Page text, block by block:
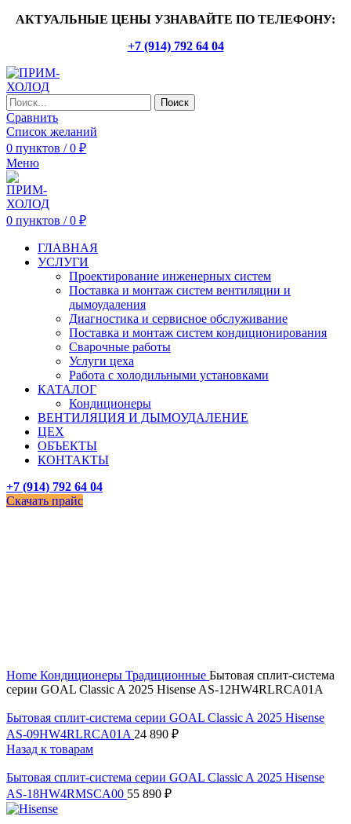
АКТУАЛЬНЫЕ ЦЕНЫ УЗНАВАЙТЕ ПО ТЕЛЕФОНУ:
+7 (914) 792 64 04
Поиск
Сравнить
Список желаний
0 пунктов / 0 ₽
Меню
0 пунктов / 0 ₽
ГЛАВНАЯ
УСЛУГИ
Проектирование инженерных систем
Поставка и монтаж систем вентиляции и
дымоудаления
Диагностика и сервисное обслуживание
Поставка и монтаж систем кондиционирования
Сварочные работы
Услуги цеха
Работа с холодильными установками
КАТАЛОГ
Кондиционеры
ВЕНТИЛЯЦИЯ И ДЫМОУДАЛЕНИЕ
ЦЕХ
ОБЪЕКТЫ
КОНТАКТЫ
+7 (914) 792 64 04
Скачать прайс
Home Кондиционеры Традиционные Бытовая сплит-система
серии GOAL Classic A 2025 Hisense AS-12HW4RLRCA01A
Бытовая сплит-система серии GOAL Classic A 2025 Hisense
AS-09HW4RLRCA01A 24 890 ₽
Назад к товарам
Бытовая сплит-система серии GOAL Classic A 2025 Hisense
AS-18HW4RMSCA00 55 890 ₽